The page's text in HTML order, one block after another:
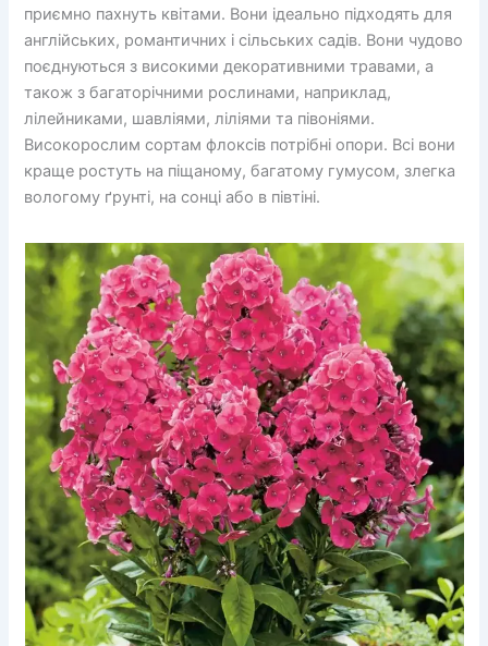
приємно пахнуть квітами. Вони ідеально підходять для
англійських, романтичних і сільських садів. Вони чудово
поєднуються з високими декоративними травами, а
також з багаторічними рослинами, наприклад,
лілейниками, шавліями, ліліями та півоніями.
Високорослим сортам флоксів потрібні опори. Всі вони
краще ростуть на піщаному, багатому гумусом, злегка
вологому ґрунті, на сонці або в півтіні.